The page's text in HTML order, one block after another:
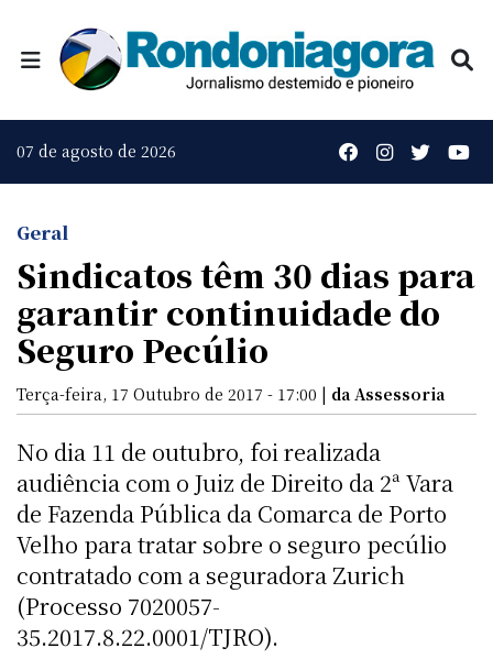
07 de agosto de 2026
Geral
Sindicatos têm 30 dias para
garantir continuidade do
Seguro Pecúlio
Terça-feira, 17 Outubro de 2017 - 17:00 | da Assessoria
No dia 11 de outubro, foi realizada
audiência com o Juiz de Direito da 2ª Vara
de Fazenda Pública da Comarca de Porto
Velho para tratar sobre o seguro pecúlio
contratado com a seguradora Zurich
(Processo 7020057-
35.2017.8.22.0001/TJRO).